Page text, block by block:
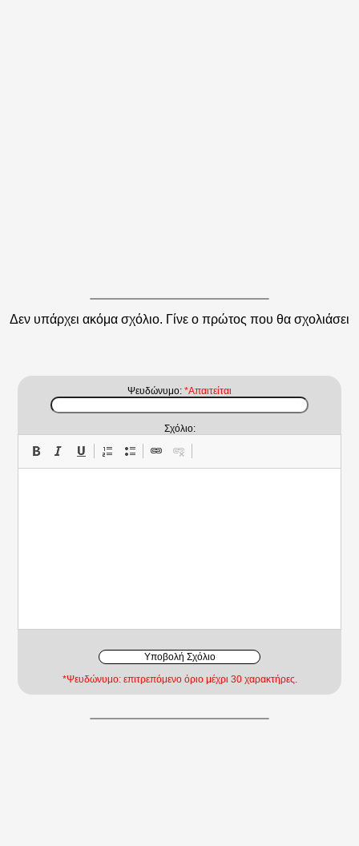
Δεν υπάρχει ακόμα σχόλιο. Γίνε ο πρώτος που θα σχολιάσει
Ψευδώνυμο: *Απαιτείται
Σχόλιο:
Υποβολή Σχόλιο
*Ψευδώνυμο: επιτρεπόμενο όριο μέχρι 30 χαρακτήρες.